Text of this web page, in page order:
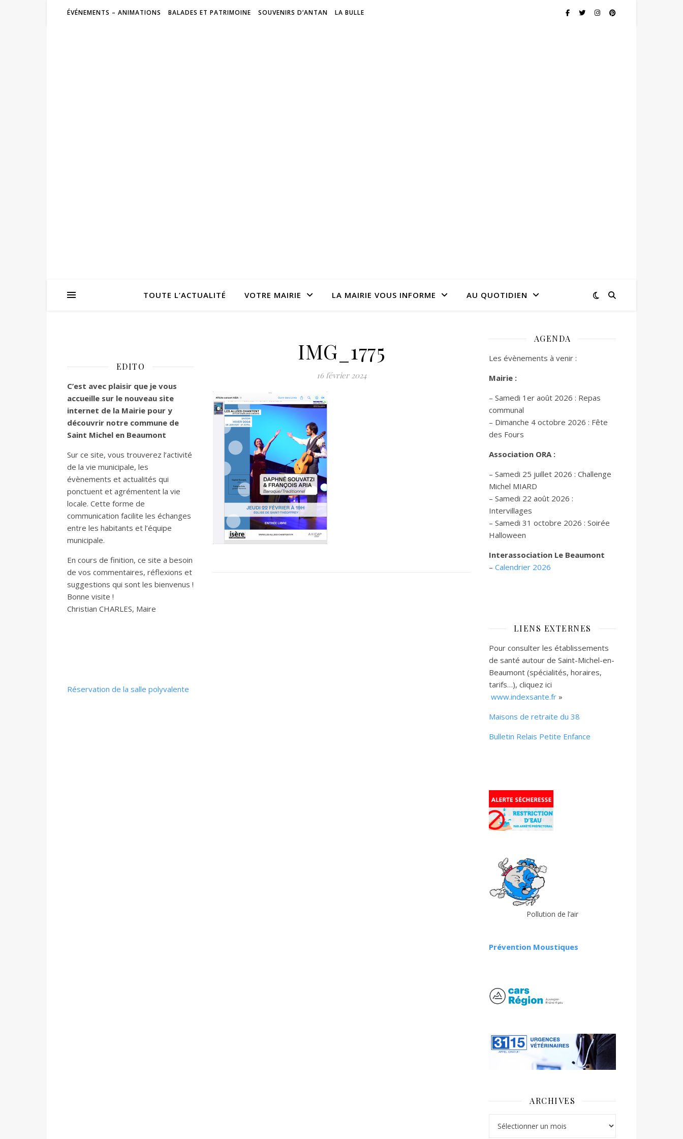
ÉVÉNEMENTS – ANIMATIONS BALADES ET PATRIMOINE SOUVENIRS D’ANTAN LA BULLE
TOUTE L’ACTUALITÉ VOTRE MAIRIE LA MAIRIE VOUS INFORME AU QUOTIDIEN
EDITO
C’est avec plaisir que je vous
accueille sur le nouveau site
internet de la Mairie pour y
découvrir notre commune de
Saint Michel en Beaumont
Sur ce site, vous trouverez l’activité
de la vie municipale, les
évènements et actualités qui
ponctuent et agrémentent la vie
locale. Cette forme de
communication facilite les échanges
entre les habitants et l’équipe
municipale.
En cours de finition, ce site a besoin
de vos commentaires, réflexions et
suggestions qui sont les bienvenus !
Bonne visite !
Christian CHARLES, Maire
Réservation de la salle polyvalente
IMG_1775
16 février 2024
AGENDA
Les évènements à venir :
Mairie :
– Samedi 1er août 2026 : Repas
communal
– Dimanche 4 octobre 2026 : Fête
des Fours
Association ORA :
– Samedi 25 juillet 2026 : Challenge
Michel MIARD
– Samedi 22 août 2026 :
Intervillages
– Samedi 31 octobre 2026 : Soirée
Halloween
Interassociation Le Beaumont
– Calendrier 2026
LIENS EXTERNES
Pour consulter les établissements
de santé autour de Saint-Michel-en-
Beaumont (spécialités, horaires,
tarifs…), cliquez ici
www.indexsante.fr »
Maisons de retraite du 38
Bulletin Relais Petite Enfance
Pollution de l’air
Prévention Moustiques
ARCHIVES